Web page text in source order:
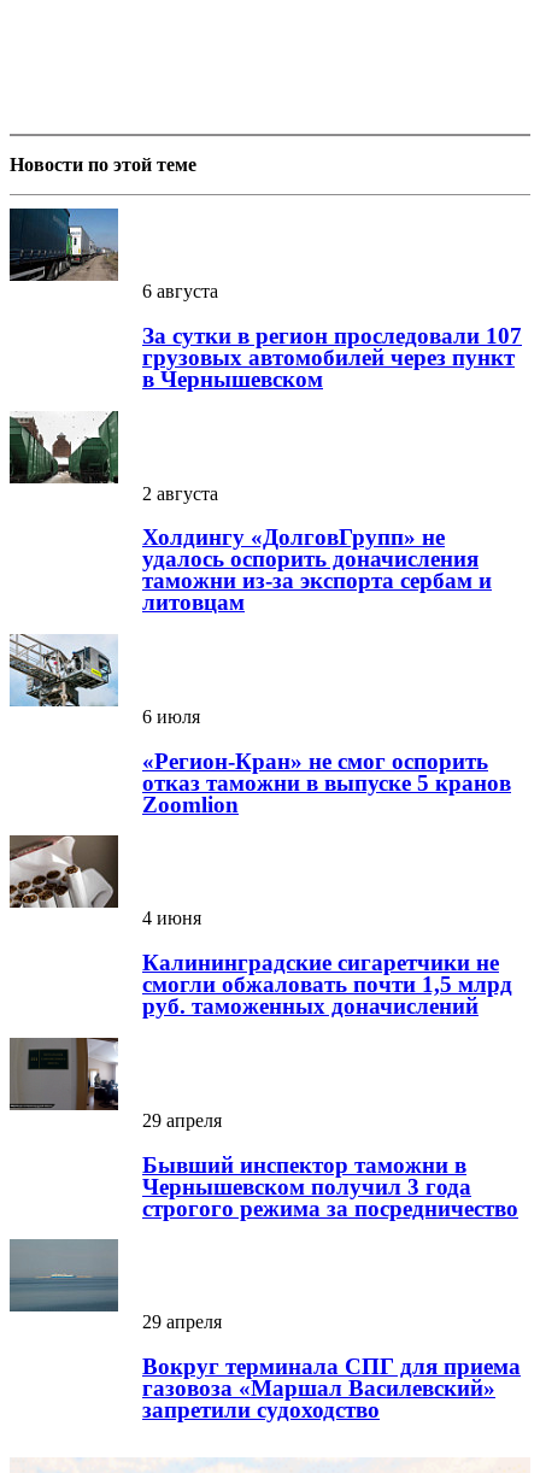
Новости по этой теме
6 августа
За сутки в регион проследовали 107
грузовых автомобилей через пункт
в Чернышевском
2 августа
Холдингу «ДолговГрупп» не
удалось оспорить доначисления
таможни из-за экспорта сербам и
литовцам
6 июля
«Регион-Кран» не смог оспорить
отказ таможни в выпуске 5 кранов
Zoomlion
4 июня
Калининградские сигаретчики не
смогли обжаловать почти 1,5 млрд
руб. таможенных доначислений
29 апреля
Бывший инспектор таможни в
Чернышевском получил 3 года
строгого режима за посредничество
29 апреля
Вокруг терминала СПГ для приема
газовоза «Маршал Василевский»
запретили судоходство